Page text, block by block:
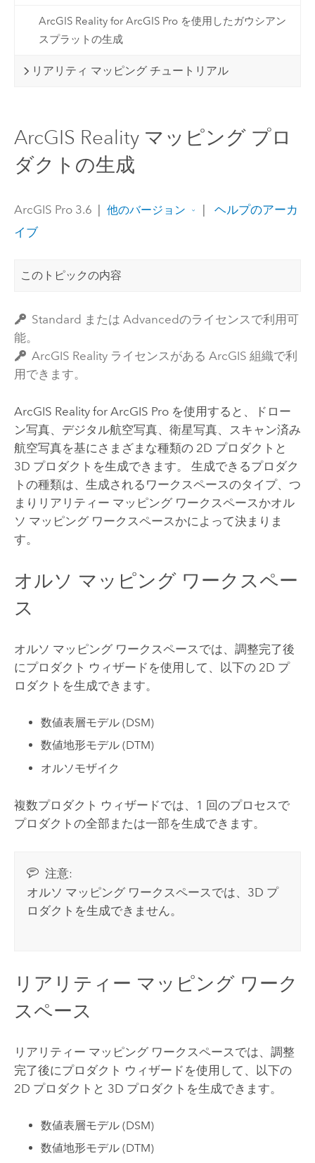
ArcGIS Reality for ArcGIS Pro を使用したガウシアン
スプラットの生成
リアリティ マッピング チュートリアル
ArcGIS Reality マッピング プロ
ダクトの生成
ArcGIS Pro 3.6 | 他のバージョン |
ヘルプのアーカ
イブ
このトピックの内容
Standard または Advancedのライセンスで利用可
能。
ArcGIS Reality ライセンスがある ArcGIS 組織で利
用できます。
ArcGIS Reality for ArcGIS Proを使用すると、ドロー
ン写真、デジタル航空写真、衛星写真、スキャン済み
航空写真を基にさまざまな種類の 2D プロダクトと
3D プロダクトを生成できます。 生成できるプロダク
トの種類は、生成されるワークスペースのタイプ、つ
まりリアリティー マッピング ワークスペースかオル
ソ マッピング ワークスペースかによって決まりま
す。
オルソ マッピング ワークスペー
ス
オルソ マッピング ワークスペースでは、調整完了後
にプロダクト ウィザードを使用して、以下の 2D プ
ロダクトを生成できます。
数値表層モデル (DSM)
数値地形モデル (DTM)
オルソモザイク
複数プロダクト ウィザードでは、1 回のプロセスで
プロダクトの全部または一部を生成できます。
注意:
オルソ マッピング ワークスペースでは、3D プ
ロダクトを生成できません。
リアリティー マッピング ワーク
スペース
リアリティー マッピング ワークスペースでは、調整
完了後にプロダクト ウィザードを使用して、以下の
2D プロダクトと 3D プロダクトを生成できます。
数値表層モデル (DSM)
数値地形モデル (DTM)